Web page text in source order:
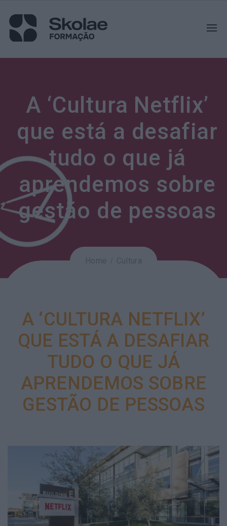
A ‘Cultura Netflix’
que está a desafiar
tudo o que já
aprendemos sobre
gestão de pessoas
A ‘CULTURA NETFLIX’
QUE ESTÁ A DESAFIAR
TUDO O QUE JÁ
APRENDEMOS SOBRE
GESTÃO DE PESSOAS